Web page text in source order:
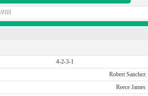
4-2-3-1
Robert Sanchez
Reece James